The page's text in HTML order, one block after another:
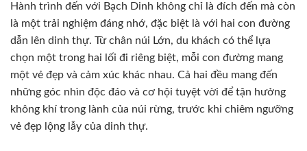
Hành trình đến với Bạch Dinh không chỉ là đích đến mà còn
là một trải nghiệm đáng nhớ, đặc biệt là với hai con đường
dẫn lên dinh thự. Từ chân núi Lớn, du khách có thể lựa
chọn một trong hai lối đi riêng biệt, mỗi con đường mang
một vẻ đẹp và cảm xúc khác nhau. Cả hai đều mang đến
những góc nhìn độc đáo và cơ hội tuyệt vời để tận hưởng
không khí trong lành của núi rừng, trước khi chiêm ngưỡng
vẻ đẹp lộng lẫy của dinh thự.